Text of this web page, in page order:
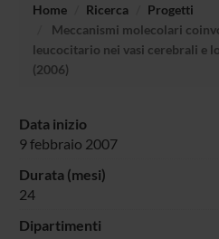
Home Ricerca
Progetti
Meccanismi molecolari
leucocitario nei vasi cerebrali e
(2006)
Data inizio
9 febbraio 2007
Durata (mesi)
24
Dipartimenti